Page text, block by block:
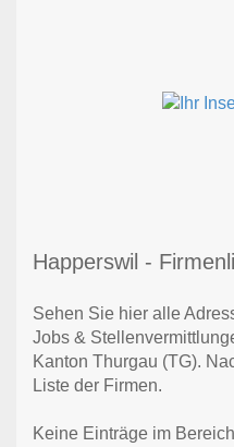
Happerswil -
Sehen Sie hier alle
Jobs &
Kanton Thurgau (TG).
Liste der Firmen.
Keine Einträge im